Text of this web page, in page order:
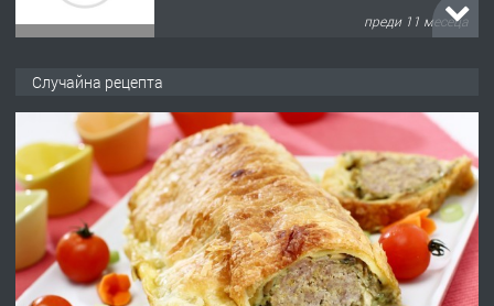
преди 1 година
преди 1 година
ПРЕДЛАГА
Първи поход "По стъпките на Ангел
Войвода"
Случайна рецепта